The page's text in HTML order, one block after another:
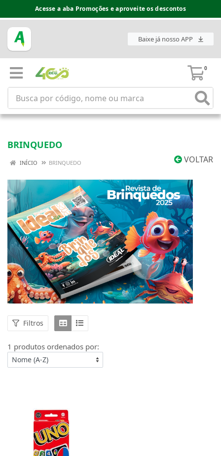
Acesse a aba Promoções e aproveite os descontos
Baixe já nosso APP
0
BRINQUEDO
VOLTAR
INÍCIO BRINQUEDO
Filtros
1 produtos ordenados por: